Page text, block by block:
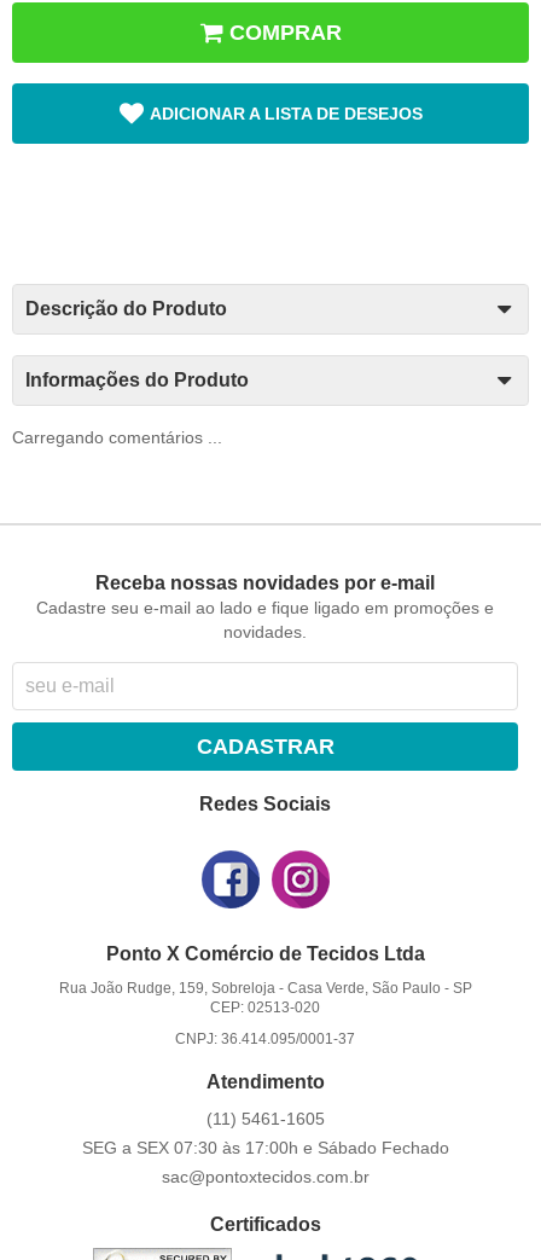
COMPRAR
ADICIONAR A LISTA DE DESEJOS
Descrição do Produto
Informações do Produto
Carregando comentários ...
Receba nossas novidades por e-mail
Cadastre seu e-mail ao lado e fique ligado em promoções e
novidades.
CADASTRAR
Redes Sociais
Ponto X Comércio de Tecidos Ltda
Rua João Rudge, 159, Sobreloja- Casa Verde, São Paulo - SP
CEP: 02513-020
CNPJ: 36.414.095/0001-37
Atendimento
(11) 5461-1605
SEG a SEX 07:30 às 17:00h e Sábado Fechado
sac@pontoxtecidos.com.br
Certificados